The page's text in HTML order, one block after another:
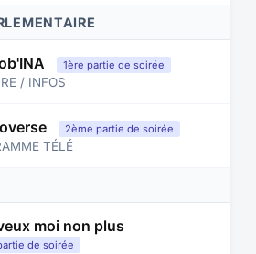
1ère partie de soirée
/ INFOS
2ème partie de soirée
TÉLÉ
moi non plus
de soirée